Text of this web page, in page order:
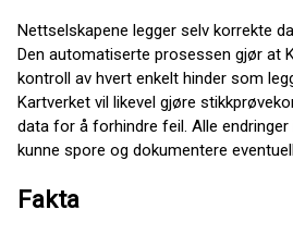
Nettselskapene legger selv korrekte
Den automatiserte prosessen gjør at
kontroll av hvert enkelt hinder som
Kartverket vil likevel gjøre
data for å forhindre feil. Alle
kunne spore og dokumentere
Fakta